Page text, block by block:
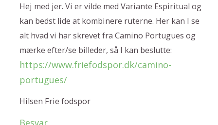
Hej med jer. Vi er vilde med Variante Espiritual og
kan bedst lide at kombinere ruterne. Her kan I se
alt hvad vi har skrevet fra Camino Portugues og
mærke efter/se billeder, så I kan beslutte:
https://www.friefodspor.dk/camino-
portugues/
Hilsen Frie fodspor
Besvar